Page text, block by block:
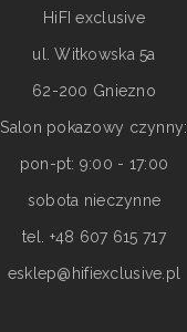
HiFI exclusive
ul. Witkowska 5a
62-200 Gniezno
Salon pokazowy czynny:
pon-pt: 9:00 - 17:00
sobota nieczynne
tel. +48 607 615 717
esklep@hifiexclusive.pl